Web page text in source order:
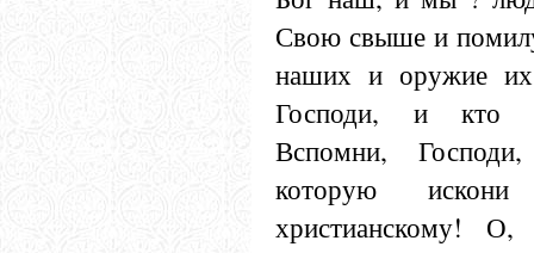
Свою свыше и
наших и оружие
Господи, и кто
Вспомни,
которую
христианскому! О,